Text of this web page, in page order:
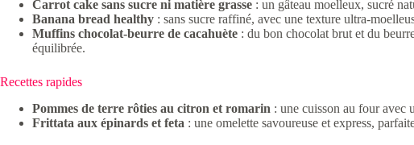
Carrot cake sans sucre ni matière grasse : un gâteau moelleux, sucré
Banana bread healthy : sans sucre raffiné, avec une texture ultra-
Muffins chocolat-beurre de cacahuète : du bon chocolat brut et du
équilibrée.
Recettes rapides
Pommes de terre rôties au citron et romarin : une cuisson au four avec
Frittata aux épinards et feta : une omelette savoureuse et express,